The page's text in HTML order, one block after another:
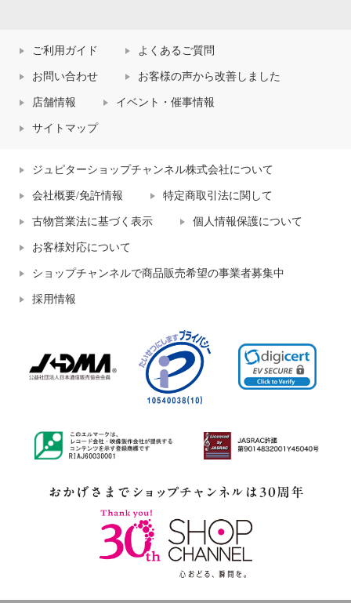
ご利用ガイド よくあるご質問
お問い合わせ お客様の声から改善しました
店舗情報 イベント・催事情報
サイトマップ
ジュピターショップチャンネル株式会社について
会社概要/免許情報 特定商取引法に関して
古物営業法に基づく表示 個人情報保護について
お客様対応について
ショップチャンネルで商品販売希望の事業者募集中
採用情報